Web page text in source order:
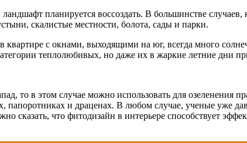
планируется воссоздать. В большинстве случаев,
скалистые местности, болота, сады и парки.
с окнами, выходящими на юг, всегда много
теплолюбивых, но даже их в жаркие летние дни
то в этом случае можно использовать для
папоротниках и драценах. В любом случае, ученые уже
сказать, что фитодизайн в интерьере способствует